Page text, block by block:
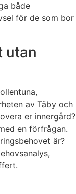
både
för de som bor
utan
av Täby och
er innergård?
en förfrågan.
är?